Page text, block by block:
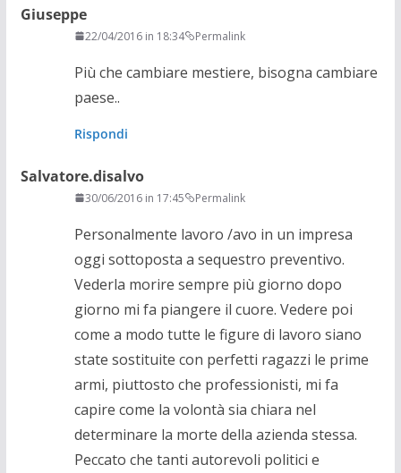
Giuseppe
22/04/2016 in 18:34 Permalink
Più che cambiare mestiere, bisogna cambiare
paese..
Rispondi
Salvatore.disalvo
30/06/2016 in 17:45 Permalink
Personalmente lavoro /avo in un impresa
oggi sottoposta a sequestro preventivo.
Vederla morire sempre più giorno dopo
giorno mi fa piangere il cuore. Vedere poi
come a modo tutte le figure di lavoro siano
state sostituite con perfetti ragazzi le prime
armi, piuttosto che professionisti, mi fa
capire come la volontà sia chiara nel
determinare la morte della azienda stessa.
Peccato che tanti autorevoli politici e